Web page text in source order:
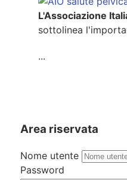
L'Associazione
sottolinea
...
Area riservata
Nome utente
Password